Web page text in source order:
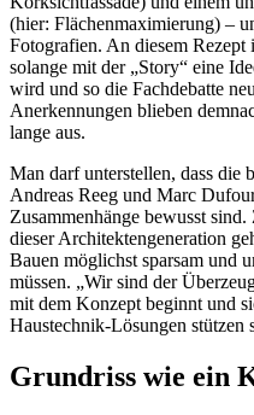
(hier: Flächenmaximierung) –
Fotografien. An diesem Rezept
solange mit der „Story“ eine
wird und so die Fachdebatte
Anerkennungen blieben
lange aus.
Man darf unterstellen, dass die
Andreas Reeg und Marc
Zusammenhänge bewusst
dieser Architektengeneration
Bauen möglichst sparsam und
müssen. „Wir sind der
mit dem Konzept beginnt und
Haustechnik-Lösungen stützen
Grundriss wie ein